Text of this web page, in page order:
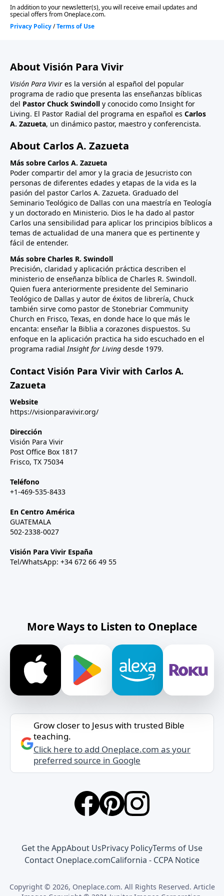
About Visión Para Vivir
Visión Para Vivir es la versión al español del popular
programa de radio que presenta las enseñanzas bíblicas
del Pastor Chuck Swindoll y conocido como Insight for
Living. El Pastor Radial del programa en español es Carlos
A. Zazueta, un dinámico pastor, maestro y conferencista.
About Carlos A. Zazueta
Más sobre Carlos A. Zazueta
Poder compartir del amor y la gracia de Jesucristo con
personas de diferentes edades y etapas de la vida es la
pasión del pastor Carlos A. Zazueta. Graduado del
Seminario Teológico de Dallas con una maestría en Teología
y un doctorado en Ministerio. Dios le ha dado al pastor
Carlos una sensibilidad para aplicar los principios bíblicos a
temas de actualidad de una manera que es pertinente y
fácil de entender.
Más sobre Charles R. Swindoll
Precisión, claridad y aplicación práctica describen el
ministerio de enseñanza bíblica de Charles R. Swindoll.
Quien fuera anteriormente presidente del Seminario
Teológico de Dallas y autor de éxitos de librería, Chuck
también sirve como pastor de Stonebriar Community
Church en Frisco, Texas, en donde hace lo que más le
encanta: enseñar la Biblia a corazones dispuestos. Su
enfoque en la aplicación practica ha sido escuchado en el
programa radialInsight for Living desde 1979.
Contact Visión Para Vivir with Carlos A.
Zazueta
Website
https://visionparavivir.org/
Dirección
Visión Para Vivir
Post Office Box 1817
Frisco, TX 75034
Teléfono
+1-469-535-8433
En Centro América
GUATEMALA
502-2338-0027
Visión Para Vivir España
Tel/WhatsApp: +34 672 66 49 55
More Ways to Listen to Oneplace
Grow closer to Jesus with trusted Bible
teaching.
Click here to add Oneplace.com as your
preferred source in Google
Get the AppAbout UsPrivacy PolicyTerms of Use
Contact Oneplace.comCalifornia - CCPA Notice
Copyright © 2026, Oneplace.com. All Rights Reserved. Article